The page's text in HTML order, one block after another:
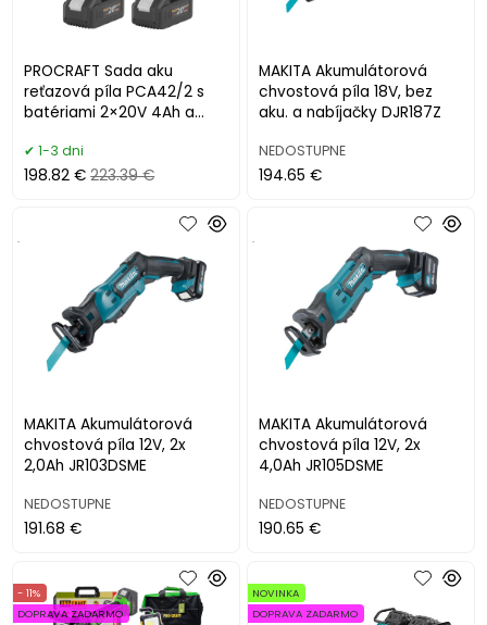
PROCRAFT Sada aku
reťazová píla PCA42/2 s
batériami 2×20V 4Ah a
1-3 dni
198.82 € 223.39 €
MAKITA Akumulátorová
chvostová píla 18V, bez
aku. a nabíjačky DJR187Z
NEDOSTUPNE
194.65 €
MAKITA Akumulátorová
chvostová píla 12V, 2x
2,0Ah JR103DSME
.
NEDOSTUPNE
191.68 €
MAKITA Akumulátorová
chvostová píla 12V, 2x
4,0Ah JR105DSME
.
NEDOSTUPNE
190.65 €
- 11%
DOPRAVA ZADARMO
NOVINKA
DOPRAVA ZADARMO